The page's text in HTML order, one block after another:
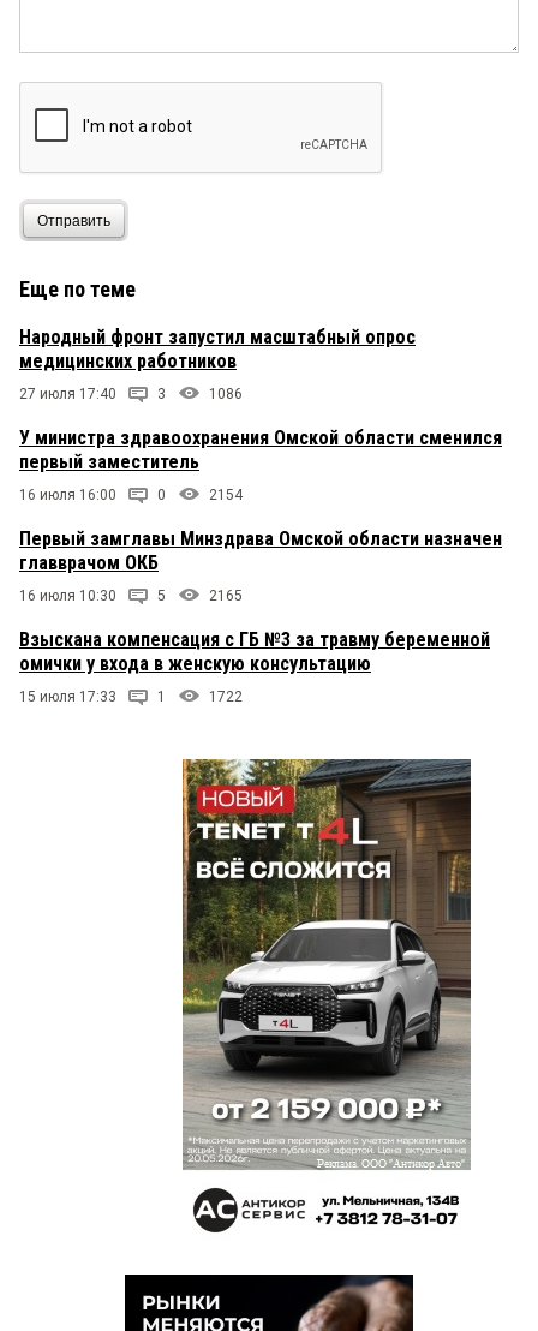
Отправить
Еще по теме
Народный фронт запустил масштабный опрос
медицинских работников
27 июля 17:40 3 1086
У министра здравоохранения Омской области сменился
первый заместитель
16 июля 16:00 0 2154
Первый замглавы Минздрава Омской области назначен
главврачом ОКБ
16 июля 10:30 5 2165
Взыскана компенсация с ГБ №3 за травму беременной
омички у входа в женскую консультацию
15 июля 17:33 1 1722